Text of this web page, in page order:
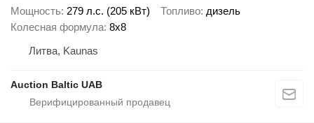
Мощность 279 л.с. (205 кВт) Топливо дизель
Колесная формула 8x8
Литва, Kaunas
Auction Baltic UAB